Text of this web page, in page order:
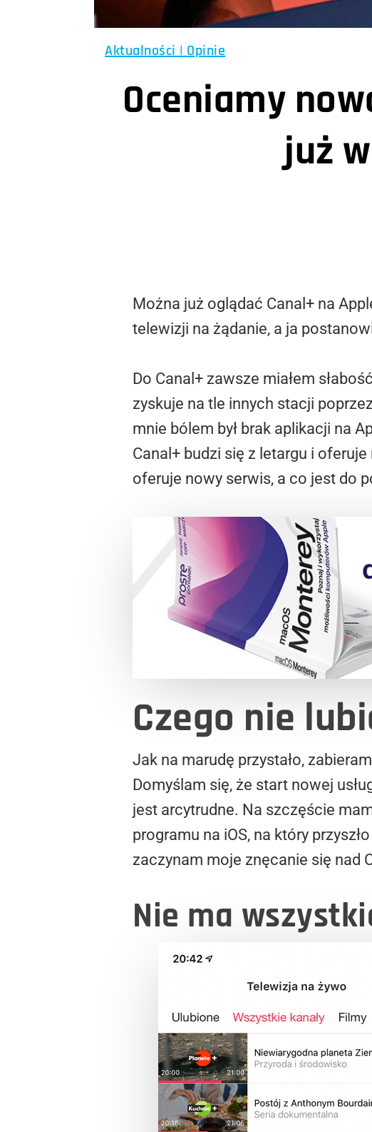
Aktualności | Opinie
Oceniamy
już
Można już oglądać Canal+ na
telewizji na żądanie, a ja
Do Canal+ zawsze miałem
zyskuje na tle innych stacji
mnie bólem był brak aplikacji na
Canal+ budzi się z letargu i
oferuje nowy serwis, a co jest do
Czego nie
Jak na marudę przystało,
Domyślam się, że start nowej
jest arcytrudne. Na szczęście
programu na iOS, na który
zaczynam moje znęcanie się nad
Nie ma